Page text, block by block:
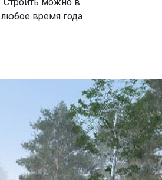
Строить можно в
любое время года